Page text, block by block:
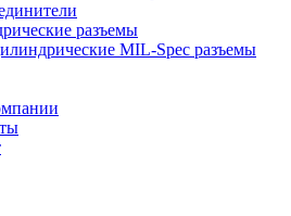
разъемы
MIL-Spec разъемы